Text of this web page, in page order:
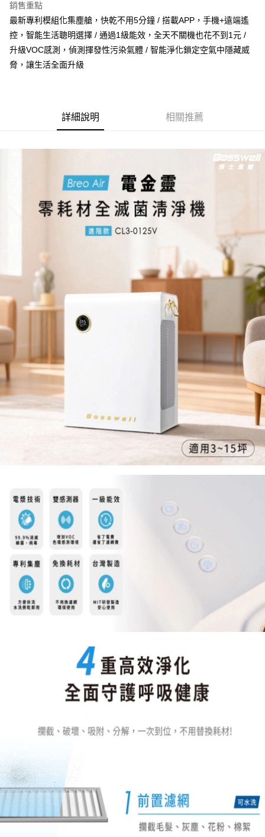
每筆NT$100，滿NT$1,000(含以上)免運費
貨到付現給宅配司機 (大家電需貨到付款服務 請電洽0977103621)
銷售重點
最新專利模組化集塵艙，快乾不用5分鐘 / 搭載APP，手機+遠端遙
控，智能生活聰明選擇 / 通過1級能效，全天不關機也花不到1元 /
升級VOC感測，偵測揮發性污染氣體 / 智能淨化鎖定空氣中隱藏威
脅，讓生活全面升級
詳細說明 相關推薦